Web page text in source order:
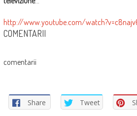
http://www.youtube.com/
COMENTARII
comentarii
Share Tweet